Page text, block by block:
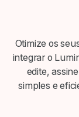
Otimize os
integrar o
edite,
simples e